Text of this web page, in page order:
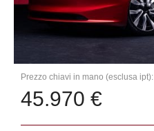
Prezzo chiavi in mano (esclusa ipt):
45.970 €